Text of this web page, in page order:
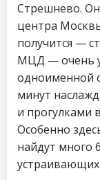
Стрешнево. Он
центра
получится —
МЦД — очень
одноименной
минут
и прогулками
Особенно
найдут много
устраивающих